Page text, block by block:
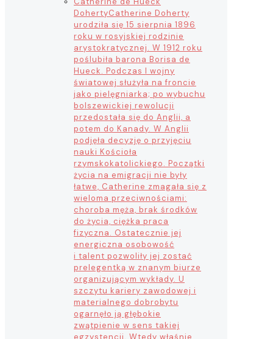
DohertyCatherine Doherty
urodziła się 15 sierpnia 1896
roku w rosyjskiej rodzinie
arystokratycznej. W 1912 roku
poślubiła barona Borisa de
Hueck. Podczas I wojny
światowej służyła na froncie
jako pielęgniarka; po wybuchu
bolszewickiej rewolucji
przedostała się do Anglii, a
potem do Kanady. W Anglii
podjęła decyzję o przyjęciu
nauki Kościoła
rzymskokatolickiego. Początki
życia na emigracji nie były
łatwe, Catherine zmagała się z
wieloma przeciwnościami:
choroba męża, brak środków
do życia, ciężka praca
fizyczna. Ostatecznie jej
energiczna osobowość
i talent pozwoliły jej zostać
prelegentką w znanym biurze
organizującym wykłady. U
szczytu kariery zawodowej i
materialnego dobrobytu
ogarnęło ją głębokie
zwątpienie w sens takiej